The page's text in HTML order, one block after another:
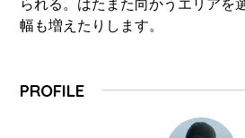
幅も増えたりします。
PROFILE